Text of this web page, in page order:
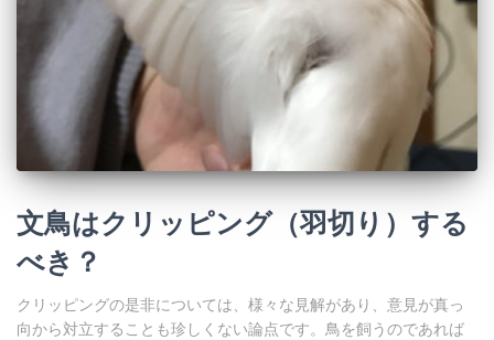
文鳥はクリッピング（羽切り）する
べき？
クリッピングの是非については、様々な見解があり、意見が真っ
向から対立することも珍しくない論点です。鳥を飼うのであれば